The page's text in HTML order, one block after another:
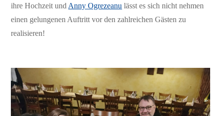
ihre Hochzeit undAnny Ogrezeanu lässt es sich nicht nehmen
einen gelungenen Auftritt vor den zahlreichen Gästen zu
realisieren!